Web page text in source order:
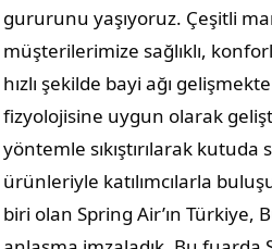
gururunu yaşıyoruz. Çeşitli
müşterilerimize sağlıklı,
hızlı şekilde bayi ağı
fizyolojisine uygun olarak
yöntemle sıkıştırılarak
ürünleriyle katılımcılarla
biri olan Spring Air’ın Türkiye,